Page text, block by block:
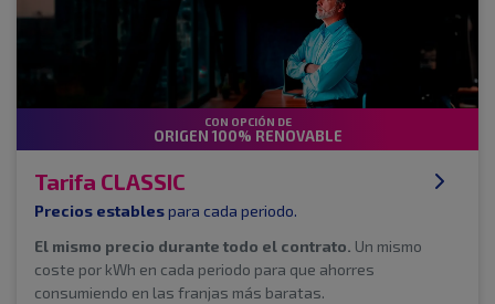
CON OPCIÓN DE
ORIGEN 100% RENOVABLE
Tarifa CLASSIC
Precios establespara cada periodo.
El mismo precio durante todo el contrato. Un mismo
coste por kWh en cada periodo para que ahorres
consumiendo en las franjas más baratas.